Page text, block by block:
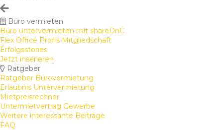
Büro vermieten
Büro untervermieten mit shareDnC
Flex Office Profis Mitgliedschaft
Erfolgsstories
Jetzt inserieren
Ratgeber
Ratgeber Bürovermietung
Erlaubnis Untervermietung
Mietpreisrechner
Untermietvertrag Gewerbe
Weitere interessante Beiträge
FAQ